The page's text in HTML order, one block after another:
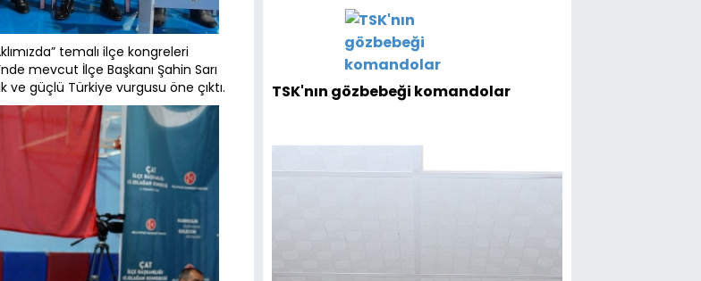
temalı ilçe kongreleri
mevcut İlçe Başkanı Şahin Sarı
ve güçlü Türkiye vurgusu öne çıktı.
TSK'nın gözbebeği komandolar